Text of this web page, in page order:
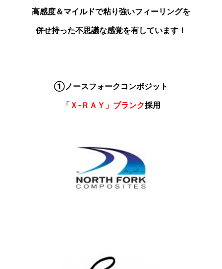
高感度＆マイルドで粘り強いフィーリングを
併せ持った不思議な感覚を有しています！
①ノースフォークコンポジット
「Ｘ‐ＲＡＹ」ブランク採用